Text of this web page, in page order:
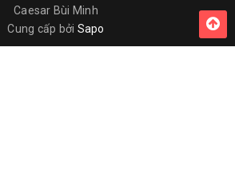
Caesar Bùi Minh
Cung cấp bởi Sapo